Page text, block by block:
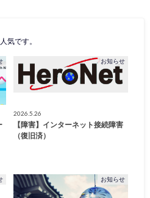
気です。
お知らせ
2026.5.26
【障害】インターネット接続障害
（復旧済）
お知らせ